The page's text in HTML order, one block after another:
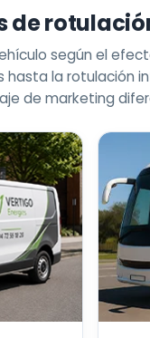
de
según el
hasta la rotulación
de marketing